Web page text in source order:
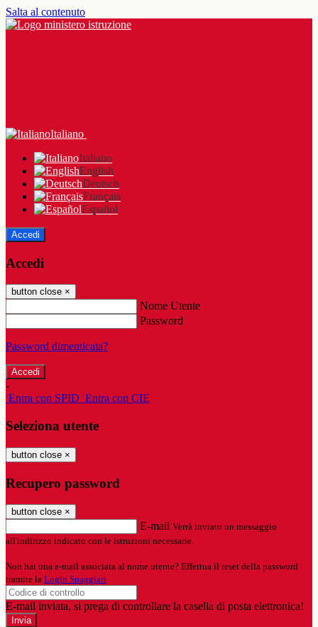
Salta al contenuto
Italiano
Italiano
English
Deutsch
Français
Español
Accedi
Accedi
button close ×
Nome Utente
Password
Password dimenticata?
-
Entra con SPID Entra con CIE
Seleziona utente
button close ×
Recupero password
button close ×
E-mail Verrà inviato un messaggio
all'indirizzo indicato con le istruzioni necessarie.
Non hai una e-mail associata al nome utente? Effettua il reset della password
tramite la Login Spaggiari
E-mail inviata, si prega di controllare la casella di posta elettronica!